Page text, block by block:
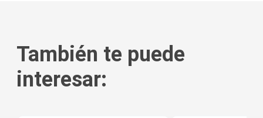
También te puede
interesar: